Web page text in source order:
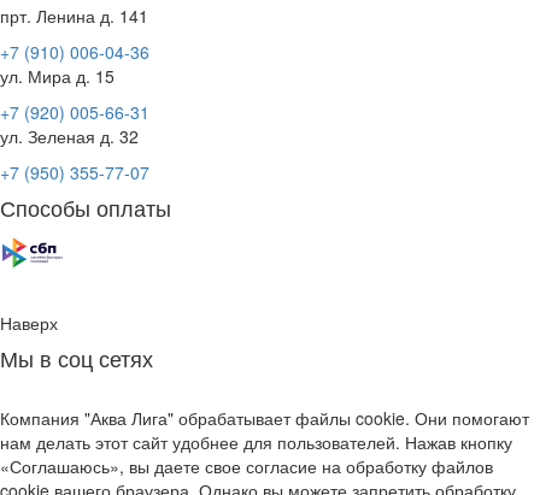
прт. Ленина д. 141
+7 (910) 006-04-36
ул. Мира д. 15
+7 (920) 005-66-31
ул. Зеленая д. 32
+7 (950) 355-77-07
Способы оплаты
Наверх
Мы в соц сетях
Компания "Аква Лига" обрабатывает файлы cookie. Они помогают
нам делать этот сайт удобнее для пользователей. Нажав кнопку
«Соглашаюсь», вы даете свое согласие на обработку файлов
cookie вашего браузера. Однако вы можете запретить обработку